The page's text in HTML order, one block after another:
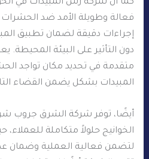
فعالة وطويلة الأمد ضد الحشرات
إجراءات دقيقة لضمان تطبيق
دون التأثير على البيئة المحيطة.
متقدمة في تحديد مكان تواجد
المبيدات بشكل يضمن القضاء
أيضًا، توفر شركة الشرق جروب
الخوانيج حلولاً متكاملة
لتضمن فعالية العملية وضمان